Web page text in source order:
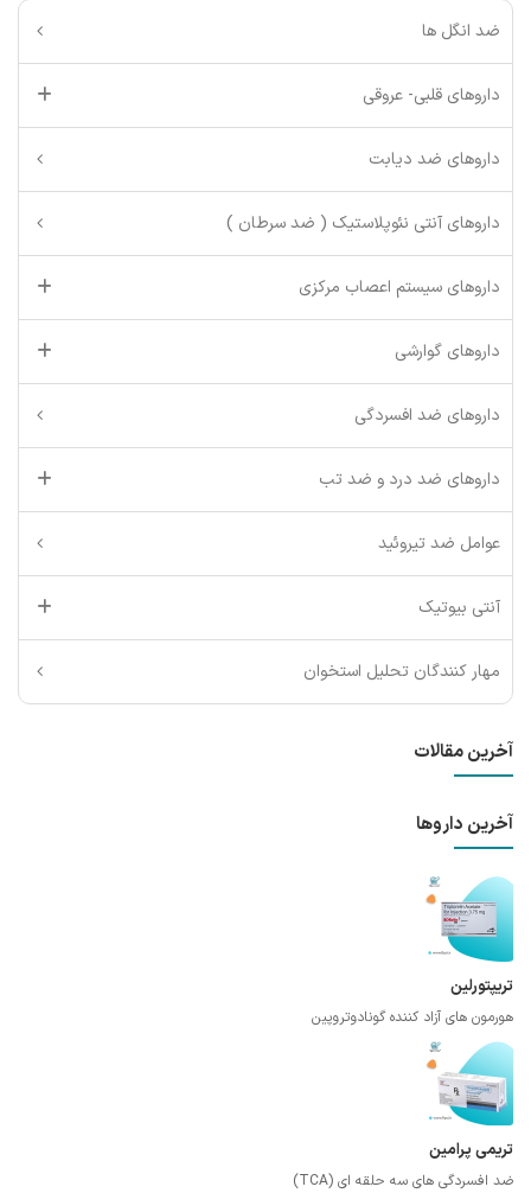
ضد انگل ها
داروهای قلبی- عروقی
داروهای ضد دیابت
داروهای آنتی نئوپلاستیک ( ضد سرطان )
داروهای سیستم اعصاب مرکزی
داروهای گوارشی
داروهای ضد افسردگی
داروهای ضد درد و ضد تب
عوامل ضد تیروئید
آنتی بیوتیک
مهار کنندگان تحلیل استخوان
آخرین مقالات
آخرین داروها
تریپتورلین
هورمون های آزاد کننده گونادوتروپین
تریمی پرامین
ضد افسردگی های سه حلقه ای (TCA)